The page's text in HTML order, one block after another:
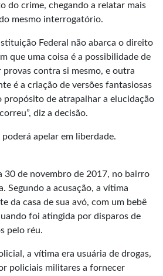
do crime, chegando a relatar mais
mesmo interrogatório.
Federal não abarca o direito
que uma coisa é a possibilidade de
contra si mesmo, e outra
é a criação de versões fantasiosas
de atrapalhar a elucidação
diz a decisão.
apelar em liberdade.
30 de novembro de 2017, no bairro
Segundo a acusação, a vítima
da casa de sua avó, com um bebê
foi atingida por disparos de
pelo réu.
a vítima era usuária de drogas,
policiais militares a fornecer